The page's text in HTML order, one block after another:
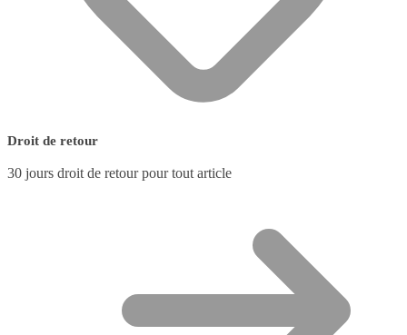
Droit de retour
30 jours droit de retour pour tout article